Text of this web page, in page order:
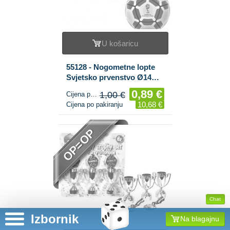
Chat
Izbornik Na blagajnu
U košaricu
55128 - Nogometne lopte
Svjetsko prvenstvo Ø14
Cijena po komadu 1,00 € 0,89 €
Cijena po pakiranju 10,68 €
OP=OP